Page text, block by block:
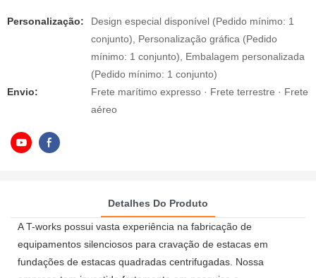
Personalização:
Design especial disponível (Pedido mínimo: 1
conjunto), Personalização gráfica (Pedido
mínimo: 1 conjunto), Embalagem personalizada
(Pedido mínimo: 1 conjunto)
Envio:
Frete marítimo expresso · Frete terrestre · Frete
aéreo
Detalhes Do Produto
A T-works possui vasta experiência na fabricação de
equipamentos silenciosos para cravação de estacas em
fundações de estacas quadradas centrifugadas. Nossa